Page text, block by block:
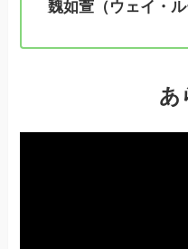
魏如萱（ウェイ・ル
あ